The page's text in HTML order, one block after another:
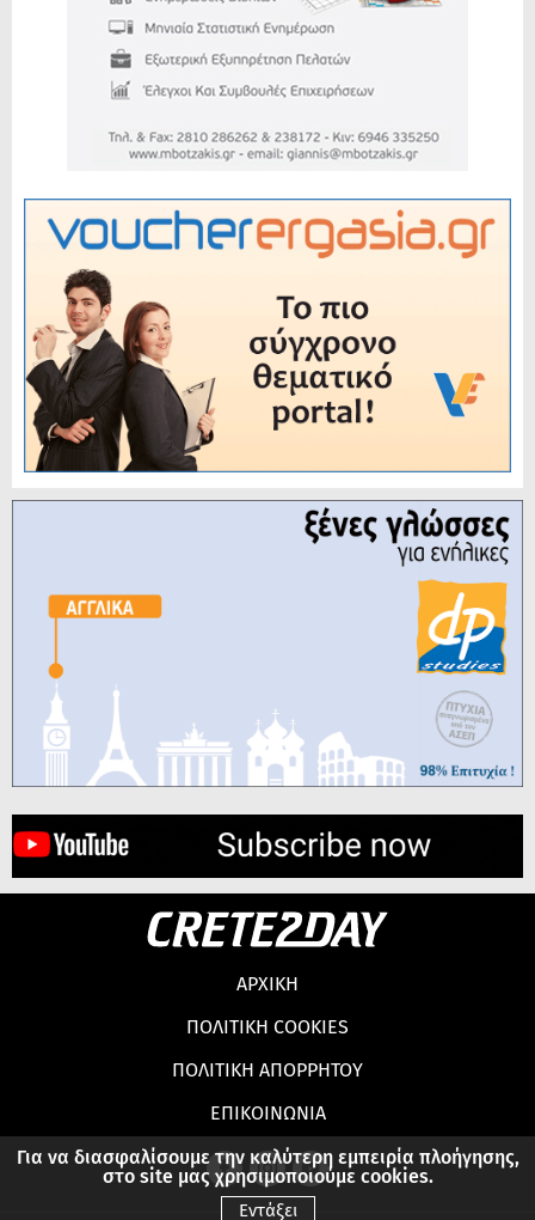
Για να διασφαλίσουμε την καλύτερη εμπειρία πλοήγησης,
στο site μας χρησιμοποιούμε cookies.
Εντάξει
ΑΡΧΙΚΗ
ΠΟΛΙΤΙΚΗ COOKIES
ΠΟΛΙΤΙΚΗ ΑΠΟΡΡΗΤΟΥ
ΕΠΙΚΟΙΝΩΝΙΑ